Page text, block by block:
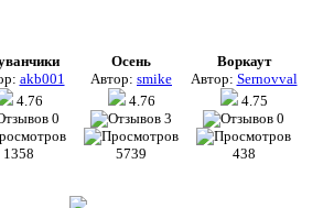
akb001
4.76
0
1358
Осень
Автор: smike
4.76
3
5739
Воркаут
Автор: Sernovval
4.75
0
438